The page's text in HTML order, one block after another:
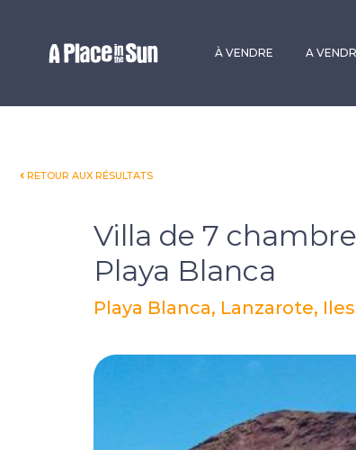
À VENDRE A
RETOUR AUX RÉSULTATS
Villa de 7
Playa Blanca
Playa Blanca, Lanzarote,